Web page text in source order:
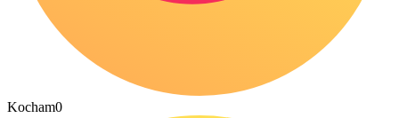
Kocham0